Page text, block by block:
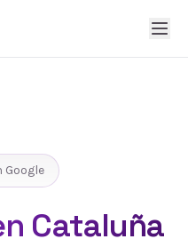
Google
Cataluña